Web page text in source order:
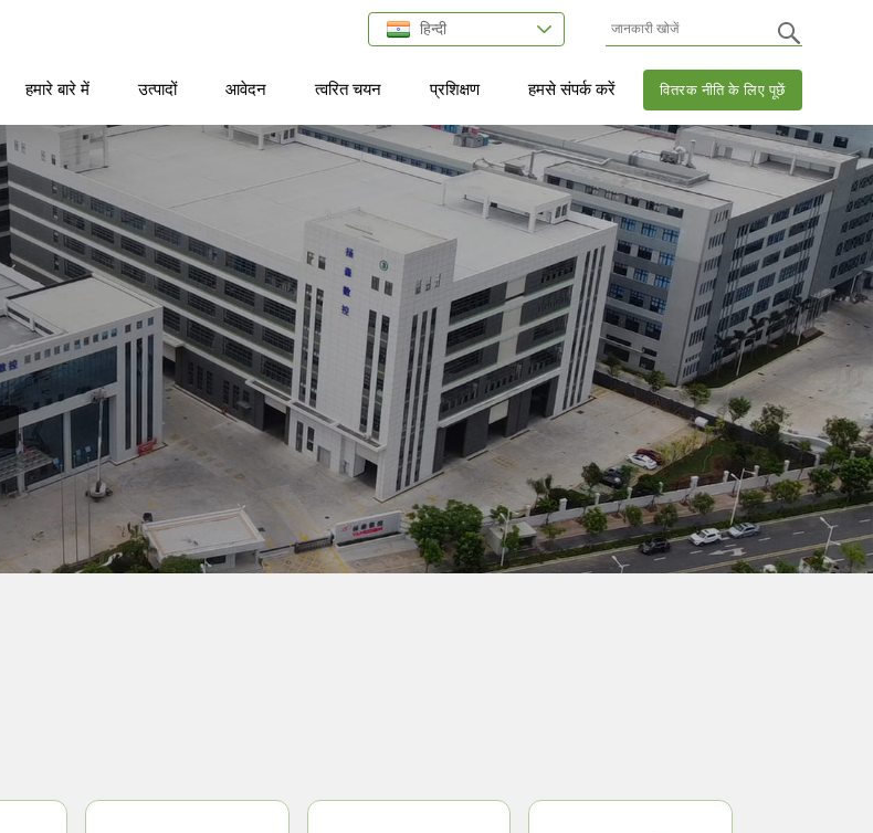
हिन्दी
वितरक नीति के लिए पूछें
हमारे बारे में उत्पादों आवेदन त्वरित चयन प्रशिक्षण हमसे संपर्क करें